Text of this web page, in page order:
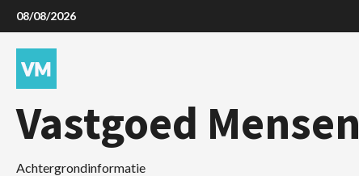
08/08/2026
Vastgoed Mensen
Achtergrondinformatie